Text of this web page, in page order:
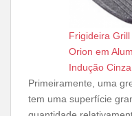
Frigideira
Orion em
Indução
Primeiramente, uma
tem uma superfície